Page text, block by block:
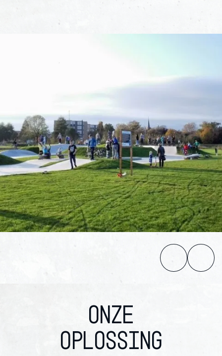
ONZE
OPLOSSING